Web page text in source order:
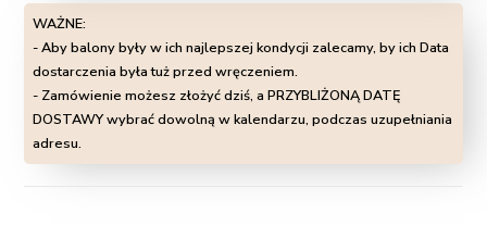
WAŻNE:
- Aby balony były w ich najlepszej kondycji zalecamy, by ich Data
dostarczenia była tuż przed wręczeniem.
- Zamówienie możesz złożyć dziś, a PRZYBLIŻONĄ DATĘ
DOSTAWY wybrać dowolną w kalendarzu, podczas uzupełniania
adresu.